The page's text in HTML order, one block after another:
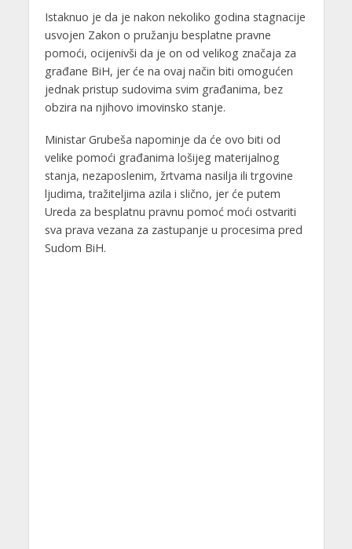
Istaknuo je da je nakon nekoliko godina stagnacije
usvojen Zakon o pružanju besplatne pravne
pomoći, ocijenivši da je on od velikog značaja za
građane BiH, jer će na ovaj način biti omogućen
jednak pristup sudovima svim građanima, bez
obzira na njihovo imovinsko stanje.
Ministar Grubeša napominje da će ovo biti od
velike pomoći građanima lošijeg materijalnog
stanja, nezaposlenim, žrtvama nasilja ili trgovine
ljudima, tražiteljima azila i slično, jer će putem
Ureda za besplatnu pravnu pomoć moći ostvariti
sva prava vezana za zastupanje u procesima pred
Sudom BiH.